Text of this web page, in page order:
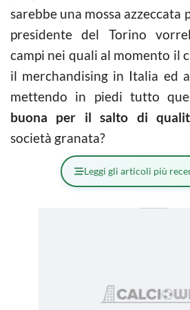
sarebbe una mossa azzeccata
presidente del Torino
campi nei quali al momento il
il merchandising in Italia ed
mettendo in piedi tutto
buona per il salto di
società granata?
Leggi gli articoli più